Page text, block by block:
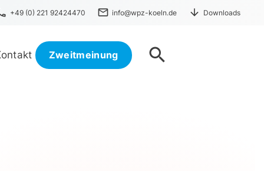
+49 (0) 221 92424470 mail info@wpz-koeln.de arrow_downward Downloads
Zweitmeinung search